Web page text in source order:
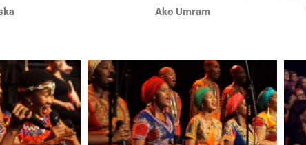
Ako Umram